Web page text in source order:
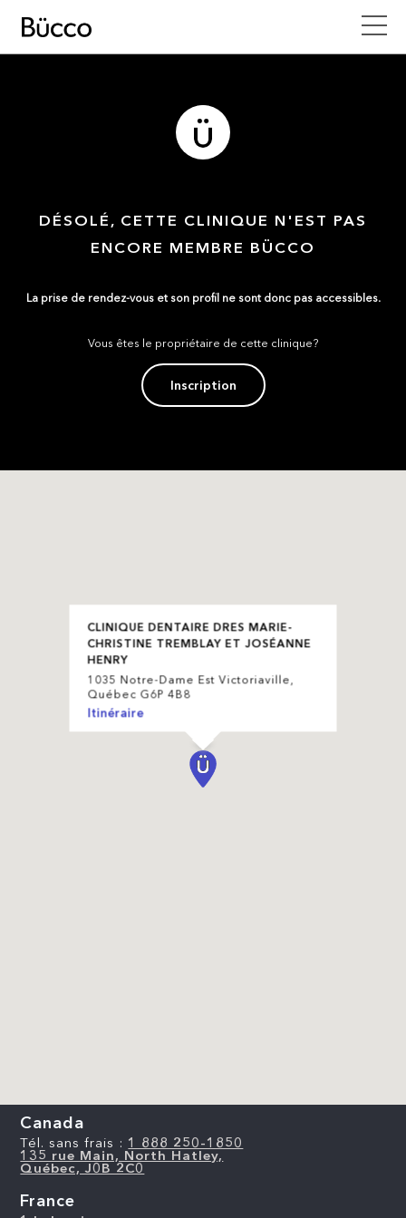
DÉSOLÉ, CETTE CLINIQUE N'EST PAS
ENCORE MEMBRE BÜCCO
La prise de rendez-vous et son profil ne sont donc pas accessibles.
Vous êtes le propriétaire de cette clinique?
Inscription
CLINIQUE DENTAIRE DRES MARIE-
CHRISTINE TREMBLAY ET JOSÉANNE
HENRY
1035 Notre-Dame Est Victoriaville,
Québec G6P 4B8
Itinéraire
Canada
Tél. sans frais : 1 888 250-1850
135 rue Main, North Hatley,
Québec, J0B 2C0
France